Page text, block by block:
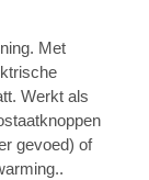
Met
Werkt als
gevoed) of